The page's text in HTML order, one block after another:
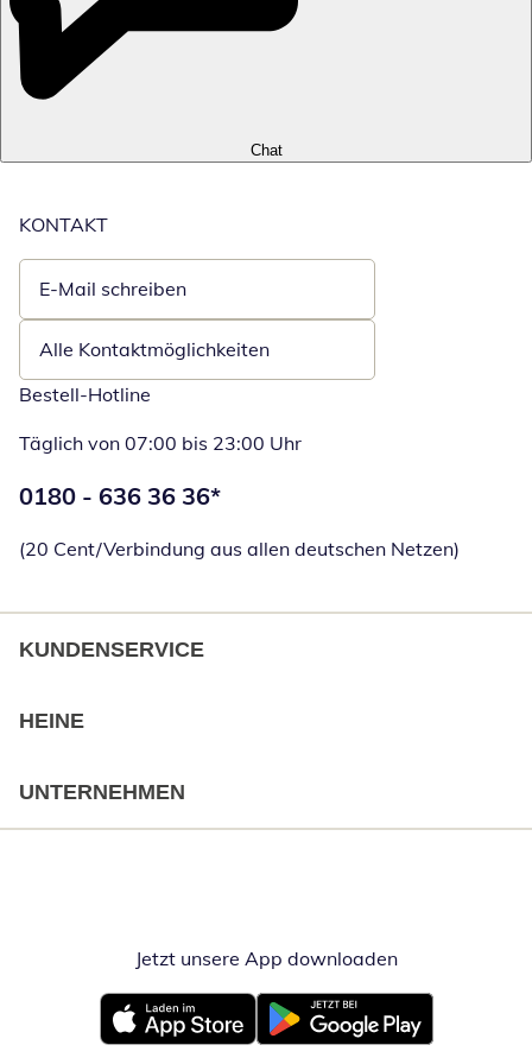
Chat
KONTAKT
E-Mail schreiben
Öffnet E-Mail-Client
Alle Kontaktmöglichkeiten
Bestell-Hotline
Täglich von 07:00 bis 23:00 Uhr
Telefonnummer:
0180 - 636 36 36*
(20 Cent/Verbindung aus allen deutschen Netzen)
KUNDENSERVICE
HEINE
UNTERNEHMEN
Jetzt unsere App downloadenÖffnet in
Öffnet in neuem FensterÖffnet in neuem Fenster